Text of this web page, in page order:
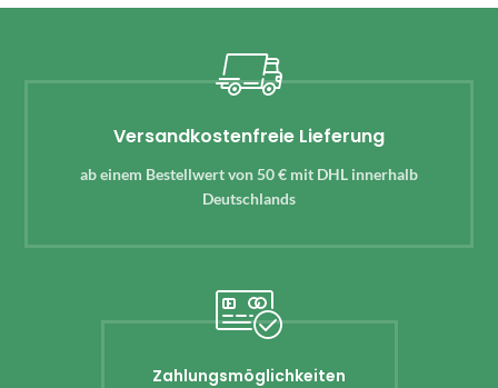
Versandkostenfreie Lieferung
ab einem Bestellwert von 50 € mit DHL innerhalb
Deutschlands
Zahlungsmöglichkeiten